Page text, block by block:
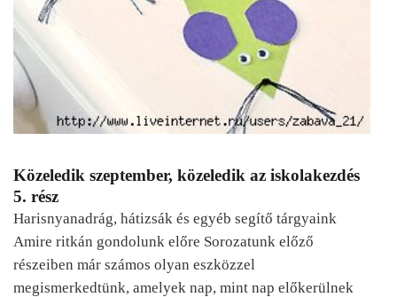
Közeledik szeptember, közeledik az iskolakezdés
5. rész
Harisnyanadrág, hátizsák és egyéb segítő tárgyaink
Amire ritkán gondolunk előre Sorozatunk előző
részeiben már számos olyan eszközzel
megismerkedtünk, amelyek nap, mint nap előkerülnek